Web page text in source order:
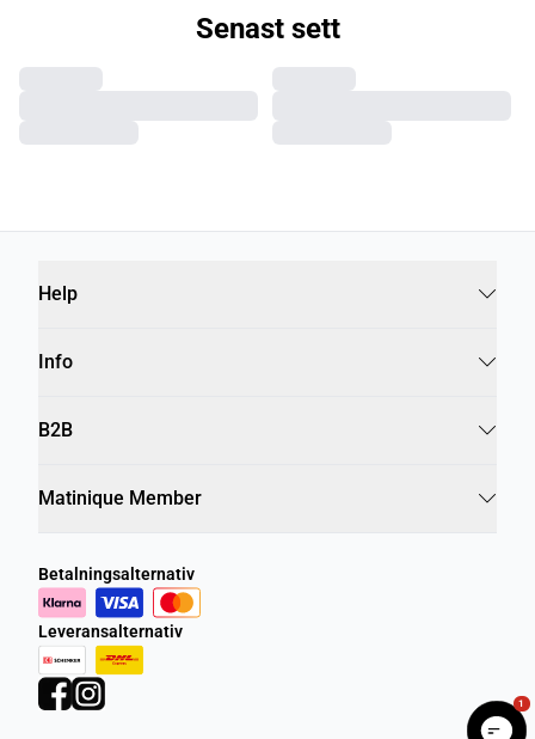
Senast sett
Help
Info
B2B
Matinique Member
Betalningsalternativ
Leveransalternativ
1